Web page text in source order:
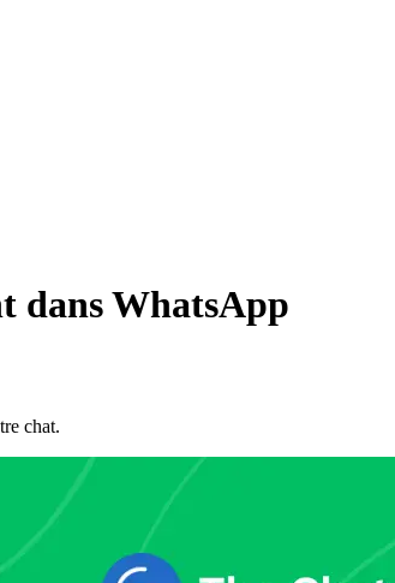
dans WhatsApp
chat.